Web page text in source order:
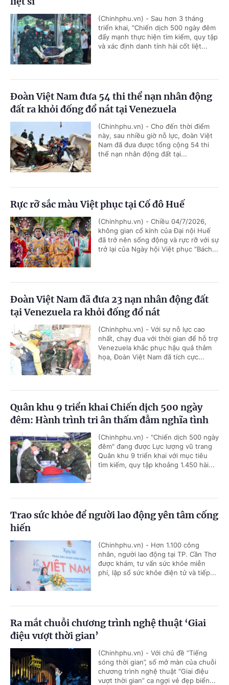
(Chinhphu.vn) - Sau hơn 3 tháng
triển khai, "Chiến dịch 500 ngày đêm
đẩy mạnh thực hiện tìm kiếm, quy tập
và xác định danh tính hài cốt liệt...
Đoàn Việt Nam đưa 54 thi thể nạn nhân động
đất ra khỏi đống đổ nát tại Venezuela
(Chinhphu.vn) - Cho đến thời điểm
này, sau nhiều giờ nỗ lực, đoàn Việt
Nam đã đưa được tổng cộng 54 thi
thể nạn nhân động đất tại...
Rực rỡ sắc màu Việt phục tại Cố đô Huế
(Chinhphu.vn) - Chiều 04/7/2026,
không gian cổ kính của Đại nội Huế
đã trở nên sống động và rực rỡ với sự
trở lại của Ngày hội Việt phục “Bách...
Đoàn Việt Nam đã đưa 23 nạn nhân động đất
tại Venezuela ra khỏi đống đổ nát
(Chinhphu.vn) - Với sự nỗ lực cao
nhất, chạy đua với thời gian để hỗ trợ
Venezuela khắc phục hậu quả thảm
họa, Đoàn Việt Nam đã tích cực...
Quân khu 9 triển khai Chiến dịch 500 ngày
đêm: Hành trình tri ân thấm đẫm nghĩa tình
(Chinhphu.vn) - "Chiến dịch 500 ngày
đêm" đang được Lực lượng vũ trang
Quân khu 9 triển khai với mục tiêu
tìm kiếm, quy tập khoảng 1.450 hài...
Trao sức khỏe để người lao động yên tâm cống
hiến
(Chinhphu.vn) - Hơn 1.100 công
nhân, người lao động tại TP. Cần Thơ
được khám, tư vấn sức khỏe miễn
phí, lập sổ sức khỏe điện tử và tiếp...
Ra mắt chuỗi chương trình nghệ thuật ‘Giai
điệu vượt thời gian’
(Chinhphu.vn) - Với chủ đề “Tiếng
sóng thời gian”, số mở màn của chuỗi
chương trình nghệ thuật "Giai điệu
vượt thời gian” ca ngợi vẻ đẹp biển...